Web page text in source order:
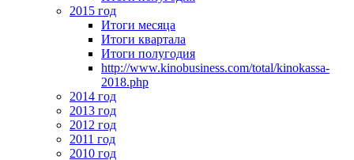
2015 год
Итоги месяца
Итоги квартала
Итоги полугодия
http://www.kinobusiness.com/total/kinokassa-
2018.php
2014 год
2013 год
2012 год
2011 год
2010 год